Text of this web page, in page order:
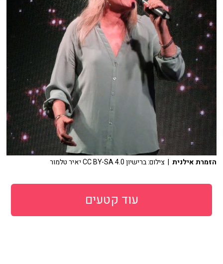
הזמרת אילנית | צילום: ברישיון CC BY-SA 4.0 יאיר טלמור
עוד קטעים